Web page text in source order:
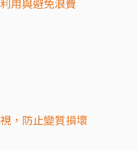
，防止變質損壞